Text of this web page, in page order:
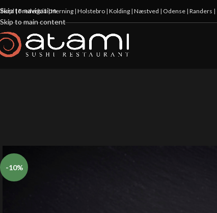
Skip to navigation
Skip to main content
|Fredericia|Herning | Holstebro | Kolding | Næstved | Odense | Randers |
-10%